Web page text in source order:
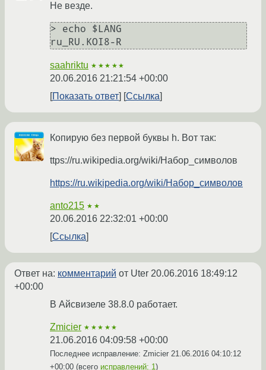
Не везде.
> echo $LANG
ru_RU.KOI8-R
saahriktu ★★★★★
20.06.2016 21:21:54 +00:00
Показать ответ
Ссылка
Копирую без первой буквы h. Вот так:
ttps://ru.wikipedia.org/wiki/Набор_символов
https://ru.wikipedia.org/wiki/Набор_символов
anto215 ★★
20.06.2016 22:32:01 +00:00
Ссылка
Ответ на: комментарий от Uter 20.06.2016 18:49:12
+00:00
В Айсвизеле 38.8.0 работает.
Zmicier ★★★★★
21.06.2016 04:09:58 +00:00
Последнее исправление: Zmicier 21.06.2016 04:10:12
+00:00 (всего исправлений: 1)